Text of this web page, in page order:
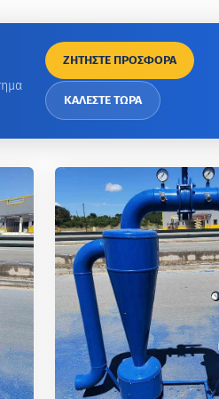
ΖΗΤΗΣΤΕ ΠΡΟΣΦΟΡΑ
ΚΑΛΕΣΤΕ ΤΩΡΑ